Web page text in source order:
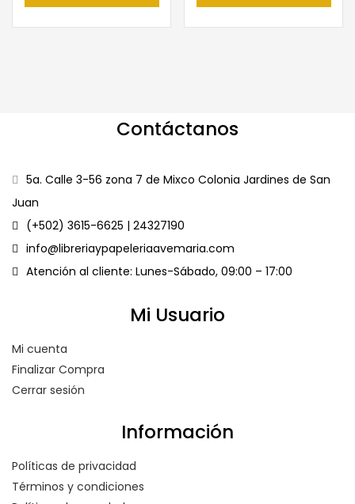
Contáctanos
5a. Calle 3-56 zona 7 de Mixco Colonia Jardines de San
Juan
(+502) 3615-6625 | 24327190
info@libreriaypapeleriaavemaria.com
Atención al cliente: Lunes-Sábado, 09:00 – 17:00
Mi Usuario
Mi cuenta
Finalizar Compra
Cerrar sesión
Información
Políticas de privacidad
Términos y condiciones